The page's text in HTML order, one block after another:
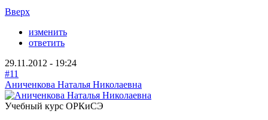
Вверх
изменить
ответить
29.11.2012 - 19:24
#11
Аниченкова Наталья Николаевна
Учебный курс ОРКиСЭ